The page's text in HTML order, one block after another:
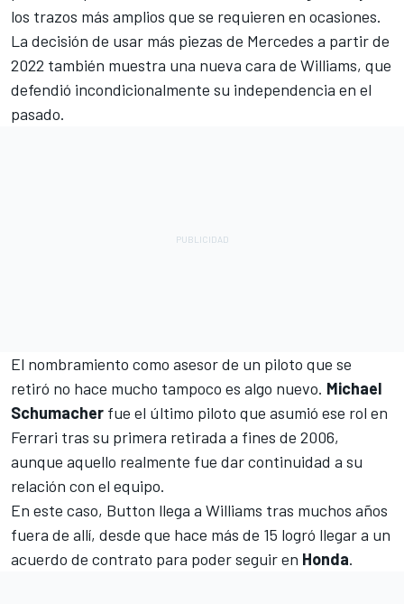
los trazos más amplios que se requieren en ocasiones.
La decisión de usar más piezas de Mercedes a partir de
2022 también muestra una nueva cara de Williams, que
defendió incondicionalmente su independencia en el
pasado.
El nombramiento como asesor de un piloto que se
retiró no hace mucho tampoco es algo nuevo. Michael
Schumacher fue el último piloto que asumió ese rol en
Ferrari tras su primera retirada a fines de 2006,
aunque aquello realmente fue dar continuidad a su
relación con el equipo.
En este caso, Button llega a Williams tras muchos años
fuera de allí, desde que hace más de 15 logró llegar a un
acuerdo de contrato para poder seguir en Honda.